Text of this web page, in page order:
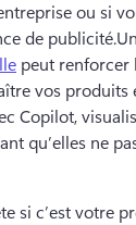
ou si
de publicité.
peut renforcer
vos
Copilot,
qu’elles ne
si c’est votre